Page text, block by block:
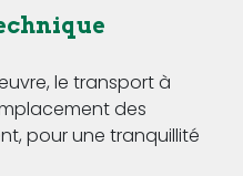
le transport à
des
pour une tranquillité